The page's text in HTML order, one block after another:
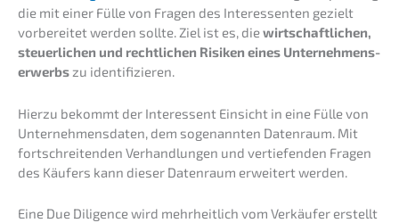
die mit einer Fülle von Fragen des Inter­es­sen­ten gezielt
vorbe­rei­tet werden sollte. Ziel ist es, diewirtschaft­li­chen,
steuer­li­chen und recht­li­chen Risiken eines Unter­neh­mens­
er­werbs zu identifizieren.
Hierzu bekommt der Inter­es­sent Einsicht in eine Fülle von
Unter­neh­mens­da­ten, dem sogenann­ten Daten­raum. Mit
fortschrei­ten­den Verhand­lun­gen und vertie­fen­den Fragen
des Käufers kann dieser Daten­raum erwei­tert werden.
Eine Due Diligence wird mehrheit­lich vom Verkäu­fer erstellt